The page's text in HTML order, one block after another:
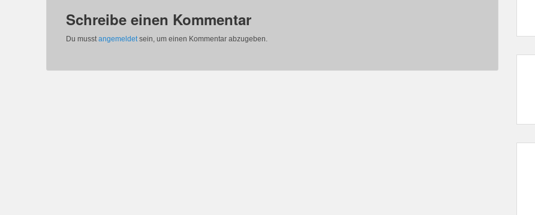
Schreibe einen Kommentar
Du musst angemeldet sein, um einen Kommentar abzugeben.